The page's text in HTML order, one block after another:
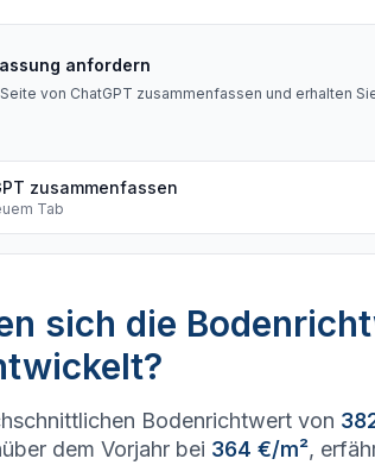
anfordern
von ChatGPT zusammenfassen und erhalten
zusammenfassen
Tab
sich die
Bodenrichtwert von
dem Vorjahr bei 364 €/m²,